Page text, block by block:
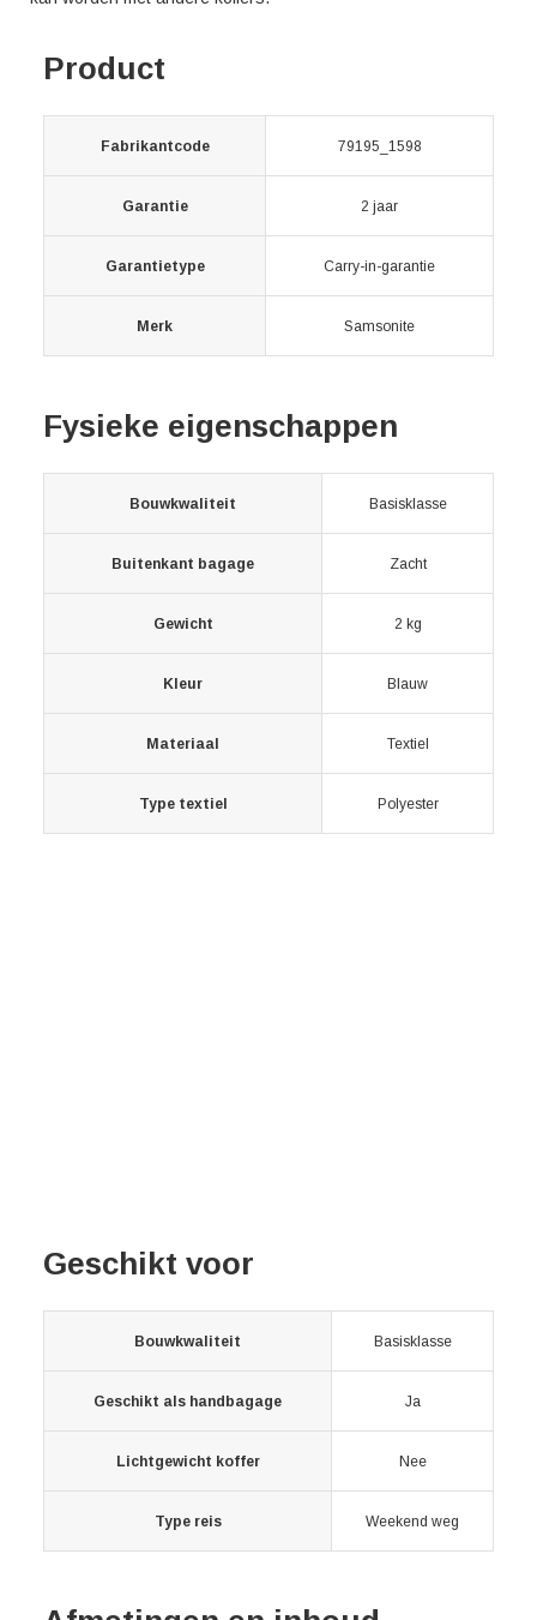
Product
Fabrikantcode 79195_1598
Garantie 2 jaar
Garantietype Carry-in-garantie
Merk Samsonite
Fysieke eigenschappen
Bouwkwaliteit Basisklasse
Buitenkant bagage Zacht
Gewicht 2 kg
Kleur Blauw
Materiaal Textiel
Type textiel Polyester
Geschikt voor
Bouwkwaliteit Basisklasse
Geschikt als handbagage Ja
Lichtgewicht koffer Nee
Type reis Weekend weg